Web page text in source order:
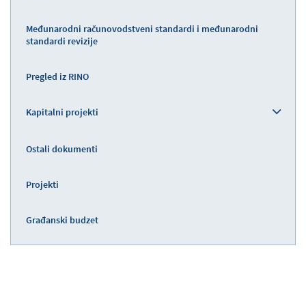
Međunarodni računovodstveni standardi i međunarodni
standardi revizije
Pregled iz RINO
Kapitalni projekti
Ostali dokumenti
Projekti
Građanski budzet